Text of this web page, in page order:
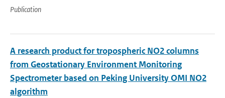
Publication
A research product for tropospheric NO2 columns
from Geostationary Environment Monitoring
Spectrometer based on Peking University OMI NO2
algorithm